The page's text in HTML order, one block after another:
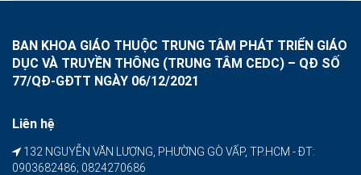
BAN KHOA GIÁO THUỘC TRUNG TÂM PHÁT TRIỂN GIÁO
DỤC VÀ TRUYỀN THÔNG (TRUNG TÂM CEDC) – QĐ SỐ
77/QĐ-GĐTT NGÀY 06/12/2021
Liên hệ
132 NGUYỄN VĂN LƯỢNG, PHƯỜNG GÒ VẤP, TP.HCM - ĐT:
0903682486; 0824270686